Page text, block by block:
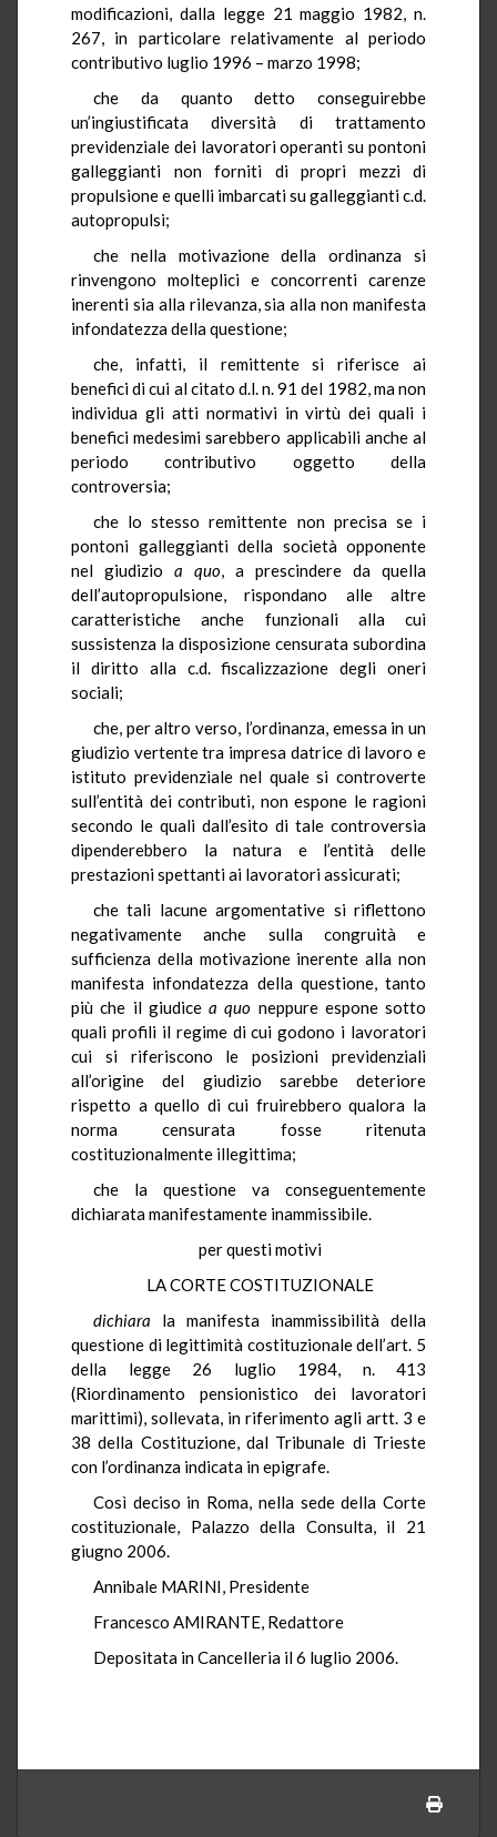
modificazioni, dalla legge 21 maggio 1982, n.
267, in particolare relativamente al periodo
contributivo luglio 1996 – marzo 1998;
che da quanto detto conseguirebbe
un’ingiustificata diversità di trattamento
previdenziale dei lavoratori operanti su pontoni
galleggianti non forniti di propri mezzi di
propulsione e quelli imbarcati su galleggianti c.d.
autopropulsi;
che nella motivazione della ordinanza si
rinvengono molteplici e concorrenti carenze
inerenti sia alla rilevanza, sia alla non manifesta
infondatezza della questione;
che, infatti, il remittente si riferisce ai
benefici di cui al citato d.l. n. 91 del 1982, ma non
individua gli atti normativi in virtù dei quali i
benefici medesimi sarebbero applicabili anche al
periodo contributivo oggetto della
controversia;
che lo stesso remittente non precisa se i
pontoni galleggianti della società opponente
nel giudizio a quo, a prescindere da quella
dell’autopropulsione, rispondano alle altre
caratteristiche anche funzionali alla cui
sussistenza la disposizione censurata subordina
il diritto alla c.d. fiscalizzazione degli oneri
sociali;
che, per altro verso, l’ordinanza, emessa in un
giudizio vertente tra impresa datrice di lavoro e
istituto previdenziale nel quale si controverte
sull’entità dei contributi, non espone le ragioni
secondo le quali dall’esito di tale controversia
dipenderebbero la natura e l’entità delle
prestazioni spettanti ai lavoratori assicurati;
che tali lacune argomentative si riflettono
negativamente anche sulla congruità e
sufficienza della motivazione inerente alla non
manifesta infondatezza della questione, tanto
più che il giudice a quo neppure espone sotto
quali profili il regime di cui godono i lavoratori
cui si riferiscono le posizioni previdenziali
all’origine del giudizio sarebbe deteriore
rispetto a quello di cui fruirebbero qualora la
norma censurata fosse ritenuta
costituzionalmente illegittima;
che la questione va conseguentemente
dichiarata manifestamente inammissibile.
per questi motivi
LA CORTE COSTITUZIONALE
dichiara la manifesta inammissibilità della
questione di legittimità costituzionale dell’art. 5
della legge 26 luglio 1984, n. 413
(Riordinamento pensionistico dei lavoratori
marittimi), sollevata, in riferimento agli artt. 3 e
38 della Costituzione, dal Tribunale di Trieste
con l’ordinanza indicata in epigrafe.
Così deciso in Roma, nella sede della Corte
costituzionale, Palazzo della Consulta, il 21
giugno 2006.
Annibale MARINI, Presidente
Francesco AMIRANTE, Redattore
Depositata in Cancelleria il 6 luglio 2006.